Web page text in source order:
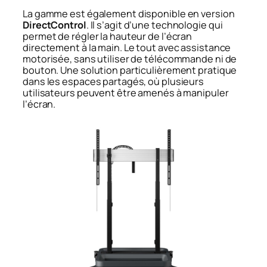
La gamme est également disponible en version
DirectControl. Il s’agit d’une technologie qui
permet de régler la hauteur de l’écran
directement à la main. Le tout avec assistance
motorisée, sans utiliser de télécommande ni de
bouton. Une solution particulièrement pratique
dans les espaces partagés, où plusieurs
utilisateurs peuvent être amenés à manipuler
l’écran.